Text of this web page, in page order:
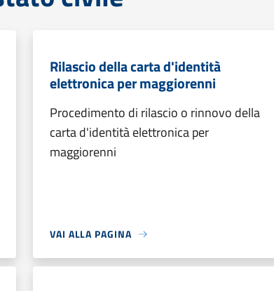
Rilascio della carta d'identità
elettronica per maggiorenni
Procedimento di rilascio o rinnovo della
carta d'identità elettronica per
maggiorenni
VAI ALLA PAGINA